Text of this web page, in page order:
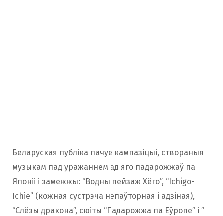
Беларуская публіка пачуе кампазіцыі, створаныя
музыкам пад уражаннем ад яго падарожжаў па
Японіі і замежжы: “Водны пейзаж Хёго”, “Ichigo-
Ichie” (кожная сустрэча непаўторная і адзіная),
“Слёзы дракона”, сюіты “Падарожжа па Еўропе” і ”